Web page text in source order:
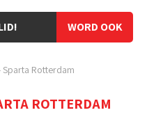
WORD OOK
Sparta Rotterdam
ROTTERDAM